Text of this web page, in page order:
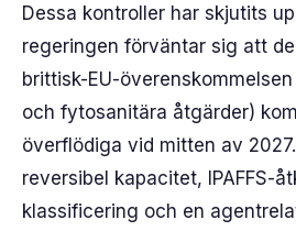
Dessa kontroller har skjutits
regeringen förväntar sig att
brittisk-EU-
och fytosanitära åtgärder)
överflödiga vid mitten av
reversibel kapacitet, IPAFFS-
klassificering och en